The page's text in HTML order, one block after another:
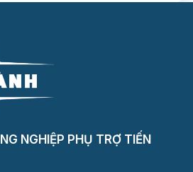
NGHIỆP PHỤ TRỢ TIẾN